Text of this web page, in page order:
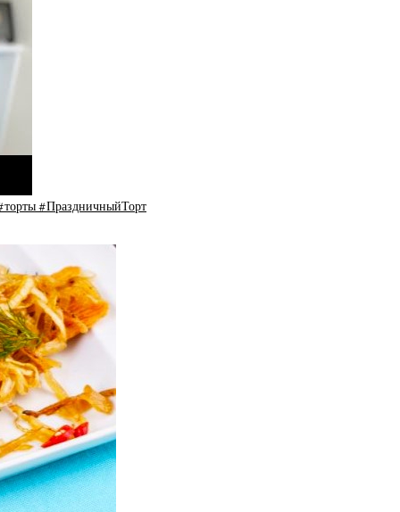
#ПраздничныйТорт